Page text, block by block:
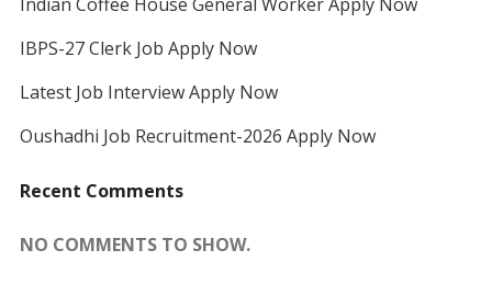
IBPS-27 Clerk Job Apply Now
Latest Job Interview Apply Now
Oushadhi Job Recruitment-2026 Apply Now
Recent Comments
NO COMMENTS TO SHOW.